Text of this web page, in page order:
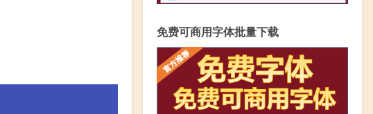
免费可商用字体批量下载